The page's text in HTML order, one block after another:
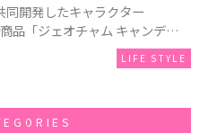
同開発したキャラクター
品「ジェオチャム キャンディデ
発売！一部店舗限定で特別装飾
LIFE STYLE